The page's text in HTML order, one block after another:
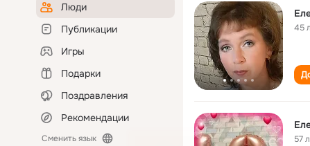
Люди
Публикации
Игры
Подарки
Поздравления
Рекомендации
Сменить язык
45
57